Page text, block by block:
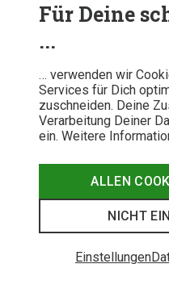
Für Deine
...
… verwenden wir
Services für Dich
zuschneiden. Deine
Verarbeitung Deiner
ein. Weitere
ALLEN
NICHT
Einstellungen
Testsieger: Die besten
Trekkingrucksäcke
Unsere Top Outdoor
BARFUSSSCHUHE